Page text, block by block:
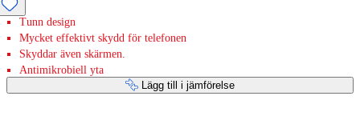
Tunn design
Mycket effektivt skydd för telefonen
Skyddar även skärmen.
Antimikrobiell yta
Lägg till i jämförelse